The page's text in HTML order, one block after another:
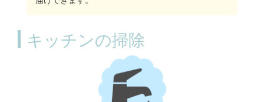
キッチンの掃除